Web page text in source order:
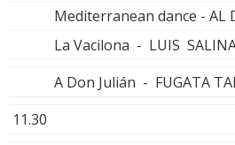
Mediterranean dance - AL
La Vacilona - LUIS
A Don Julián - FUGATA
11.30